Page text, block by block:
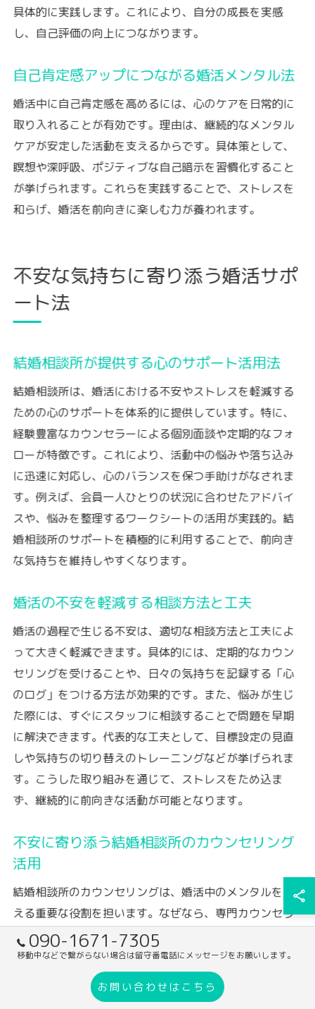
具体的に実践します。これにより、自分の成長を実感
し、自己評価の向上につながります。
自己肯定感アップにつながる婚活メンタル法
婚活中に自己肯定感を高めるには、心のケアを日常的に
取り入れることが有効です。理由は、継続的なメンタル
ケアが安定した活動を支えるからです。具体策として、
瞑想や深呼吸、ポジティブな自己暗示を習慣化すること
が挙げられます。これらを実践することで、ストレスを
和らげ、婚活を前向きに楽しむ力が養われます。
不安な気持ちに寄り添う婚活サポ
ート法
結婚相談所が提供する心のサポート活用法
結婚相談所は、婚活における不安やストレスを軽減する
ための心のサポートを体系的に提供しています。特に、
経験豊富なカウンセラーによる個別面談や定期的なフォ
ローが特徴です。これにより、活動中の悩みや落ち込み
に迅速に対応し、心のバランスを保つ手助けがなされま
す。例えば、会員一人ひとりの状況に合わせたアドバイ
スや、悩みを整理するワークシートの活用が実践的。結
婚相談所のサポートを積極的に利用することで、前向き
な気持ちを維持しやすくなります。
婚活の不安を軽減する相談方法と工夫
婚活の過程で生じる不安は、適切な相談方法と工夫によ
って大きく軽減できます。具体的には、定期的なカウン
セリングを受けることや、日々の気持ちを記録する「心
のログ」をつける方法が効果的です。また、悩みが生じ
た際には、すぐにスタッフに相談することで問題を早期
に解決できます。代表的な工夫として、目標設定の見直
しや気持ちの切り替えのトレーニングなどが挙げられま
す。こうした取り組みを通じて、ストレスをため込ま
ず、継続的に前向きな活動が可能となります。
不安に寄り添う結婚相談所のカウンセリング
活用
結婚相談所のカウンセリングは、婚活中のメンタルを支
える重要な役割を担います。なぜなら、専門カウンセラ
ーが会員の不安や悩みに寄り添い、個々の状況に適した
助言を提供するからです。例えば、断られた際の気持ち
の整理や、自己肯定感を高めるための具体的なアドバイ
スが受けられます。定期的なセッションを活用すること
090-1671-7305
移動中などで繋がらない場合は留守番電話にメッセージをお願いします。
お問い合わせはこちら